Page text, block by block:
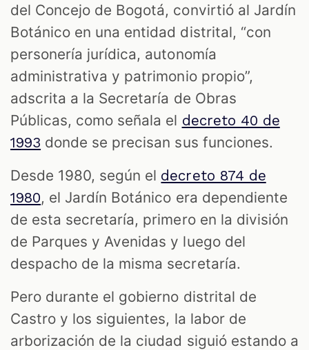
del Concejo de Bogotá, convirtió al Jardín
Botánico en una entidad distrital, “con
personería jurídica, autonomía
administrativa y patrimonio propio”,
adscrita a la Secretaría de Obras
Públicas, como señala el decreto 40 de
1993 donde se precisan sus funciones.
Desde 1980, según el decreto 874 de
1980, el Jardín Botánico era dependiente
de esta secretaría, primero en la división
de Parques y Avenidas y luego del
despacho de la misma secretaría.
Pero durante el gobierno distrital de
Castro y los siguientes, la labor de
arborización de la ciudad siguió estando a